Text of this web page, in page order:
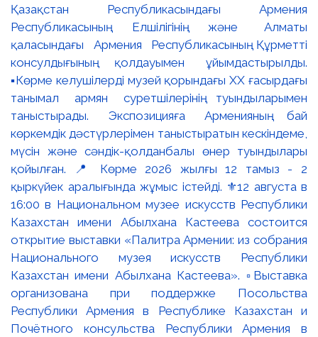
Қазақстан Республикасындағы Армения
Республикасының Елшілігінің және Алматы
қаласындағы Армения Республикасының Құрметті
консулдығының қолдауымен ұйымдастырылды.
▪️Көрме келушілерді музей қорындағы ХХ ғасырдағы
танымал армян суретшілерінің туындыларымен
таныстырады. Экспозицияға Арменияның бай
көркемдік дәстүрлерімен таныстыратын кескіндеме,
мүсін және сәндік-қолданбалы өнер туындылары
қойылған. 📍 Көрме 2026 жылғы 12 тамыз - 2
қыркүйек аралығында жұмыс істейді. ⚜️12 августа в
16:00 в Национальном музее искусств Республики
Казахстан имени Абылхана Кастеева состоится
открытие выставки «Палитра Армении: из собрания
Национального музея искусств Республики
Казахстан имени Абылхана Кастеева». ▫️Выставка
организована при поддержке Посольства
Республики Армения в Республике Казахстан и
Почётного консульства Республики Армения в